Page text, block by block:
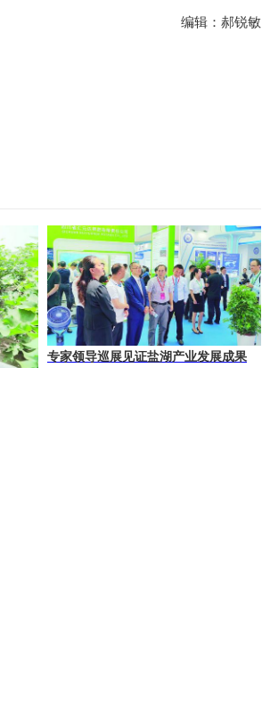
编辑：郝锐敏
专家领导巡展见证盐湖产业发展成果